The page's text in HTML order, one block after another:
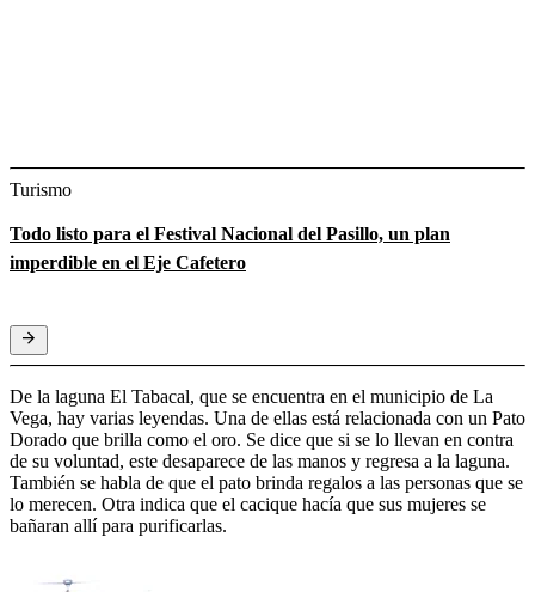
Turismo
Todo listo para el Festival Nacional del Pasillo, un plan
imperdible en el Eje Cafetero
De la laguna El Tabacal, que se encuentra en el municipio de La
Vega, hay varias leyendas. Una de ellas está relacionada con un Pato
Dorado que brilla como el oro. Se dice que si se lo llevan en contra
de su voluntad, este desaparece de las manos y regresa a la laguna.
También se habla de que el pato brinda regalos a las personas que se
lo merecen. Otra indica que el cacique hacía que sus mujeres se
bañaran allí para purificarlas.